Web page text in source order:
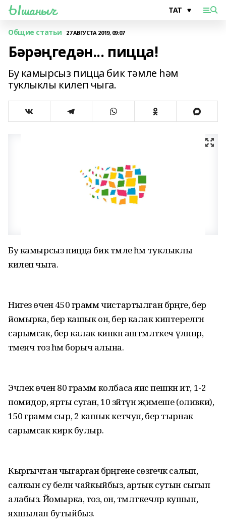
Ышаныч
Общие статьи 27 АВГУСТА 2019, 09:07
Бәрәңгедән... пицца!
Бу камырсыз пицца бик тәмле һәм
туклыклы килеп чыга.
Бу камырсыз пицца бик тәмле һәм туклыклы
килеп чыга.
Нигез өчен 450 грамм чистартылган бәрәңге, бер
йомырка, бер кашык он, бер калак киптерелгән
сарымсак, бер калак кипкән аштәмләткеч үләннәр,
тәменчә тоз һәм борыч алына.
Эчлек өчен 80 грамм колбаса яисә пешкән ит, 1-2
помидор, ярты суган, 10 зәйтүн җимеше (оливки),
150 грамм сыр, 2 кашык кетчуп, бер тырнак
сарымсак кирәк булыр.
Кыргычтан чыгарган бәрәңгене сөзгечкә салып,
салкын су белән чайкыйбыз, артык сутын сыгып
алабыз. Йомырка, тоз, он, тәмләткечләр кушып,
яхшылап бутыйбыз.